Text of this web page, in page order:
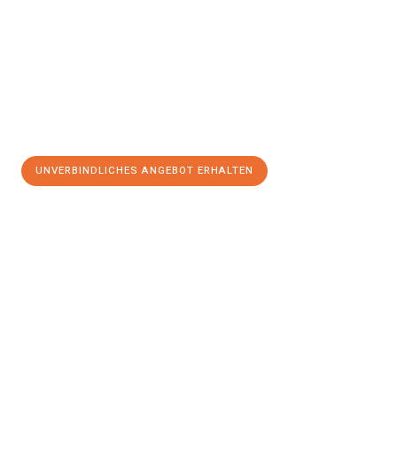
UNVERBINDLICHES ANGEBOT ERHALTEN